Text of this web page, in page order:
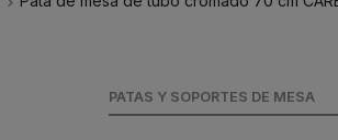
PATAS Y SOPORTES DE MESA